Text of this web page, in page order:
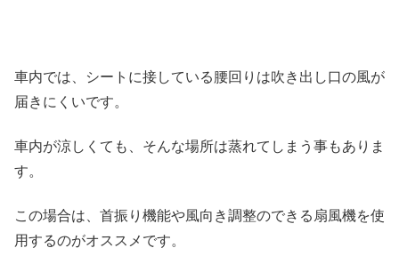
車内では、シートに接している腰回りは吹き出し口の風が
届きにくいです。
車内が涼しくても、そんな場所は蒸れてしまう事もありま
す。
この場合は、首振り機能や風向き調整のできる扇風機を使
用するのがオススメです。